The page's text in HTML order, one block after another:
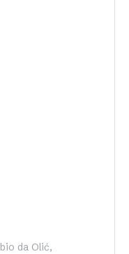
da Olić,